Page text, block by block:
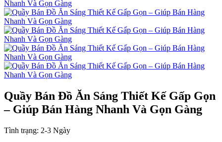
Quầy Bán Đồ Ăn Sáng Thiết Kế Gấp Gọn
– Giúp Bán Hàng Nhanh Và Gọn Gàng
Tình trạng: 2-3 Ngày